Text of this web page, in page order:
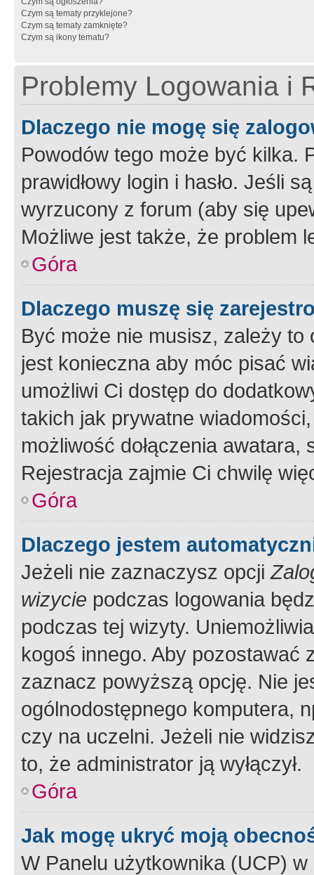
Czym są tematy przyklejone?
Czym są tematy zamknięte?
Czym są ikony tematu?
Problemy Logowania i
Dlaczego nie mogę się
Powodów tego może być kilka.
prawidłowy login i hasło. Jeśli
wyrzucony z forum (aby się
Możliwe jest także, że problem
Góra
Dlaczego muszę się
Być może nie musisz, zależy
jest konieczna aby móc pisać
umożliwi Ci dostęp do
takich jak prywatne
możliwość dołączenia
Rejestracja zajmie Ci chwilę
Góra
Dlaczego jestem
Jeżeli nie zaznaczysz opcji
wizycie podczas logowania
podczas tej wizyty.
kogoś innego. Aby pozostawać
zaznacz powyższą opcję. Nie
ogólnodostępnego komputera,
czy na uczelni. Jeżeli nie
to, że administrator ją wyłączył.
Góra
Jak mogę ukryć moją
W Panelu użytkownika (UCP) w